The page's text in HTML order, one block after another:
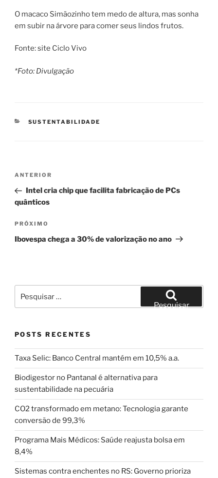
O macaco Simãozinho tem medo de altura, mas sonha
em subir na árvore para comer seus lindos frutos.
Fonte: site Ciclo Vivo
*Foto: Divulgação
CATEGORIAS
SUSTENTABILIDADE
Navegação
Post
Post
anterior
ANTERIOR
Intel cria chip que facilita fabricação de PCs
quânticos
Próximo
post
PRÓXIMO
Ibovespa chega a 30% de valorização no ano
por:
Pesquisar
POSTS RECENTES
Taxa Selic: Banco Central mantém em 10,5% a.a.
Biodigestor no Pantanal é alternativa para
sustentabilidade na pecuária
CO2 transformado em metano: Tecnologia garante
conversão de 99,3%
Programa Mais Médicos: Saúde reajusta bolsa em
8,4%
Sistemas contra enchentes no RS: Governo prioriza